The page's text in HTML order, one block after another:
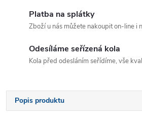
Platba na splátky
Zboží u nás můžete nakoupit on-line i
Odesíláme seřízená kola
Kola před odesláním seřídíme, vše
Popis produktu